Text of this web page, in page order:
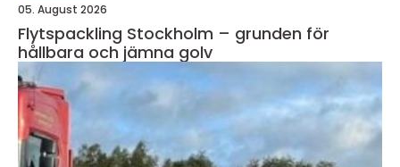
05. August 2026
Flytspackling Stockholm – grunden för
hållbara och jämna golv